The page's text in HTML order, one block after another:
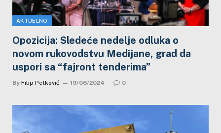
AKTUELNO
Opozicija: Sledeće nedelje odluka o
novom rukovodstvu Medijane, grad da
uspori sa “fajront tenderima”
By Filip Petković 19/06/2024 0